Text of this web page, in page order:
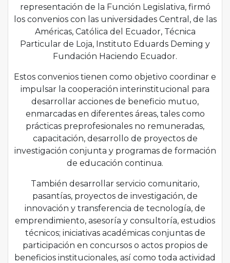
representación de la Función Legislativa, firmó
los convenios con las universidades Central, de las
Américas, Católica del Ecuador, Técnica
Particular de Loja, Instituto Eduards Deming y
Fundación Haciendo Ecuador.
Estos convenios tienen como objetivo coordinar e
impulsar la cooperación interinstitucional para
desarrollar acciones de beneficio mutuo,
enmarcadas en diferentes áreas, tales como
prácticas preprofesionales no remuneradas,
capacitación, desarrollo de proyectos de
investigación conjunta y programas de formación
de educación continua.
También desarrollar servicio comunitario,
pasantías, proyectos de investigación, de
innovación y transferencia de tecnología, de
emprendimiento, asesoría y consultoría, estudios
técnicos; iniciativas académicas conjuntas de
participación en concursos o actos propios de
beneficios institucionales, así como toda actividad